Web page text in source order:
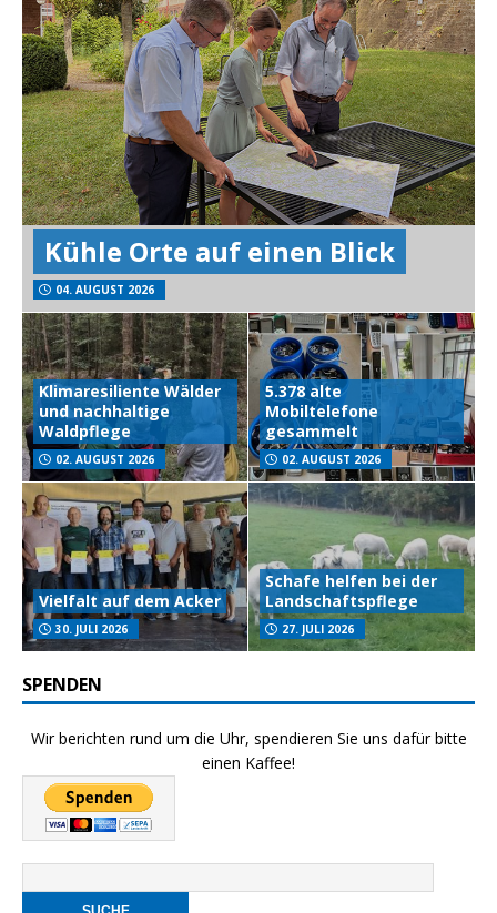
Kühle Orte auf einen Blick
04. AUGUST 2026
Klimaresiliente Wälder
und nachhaltige
Waldpflege
02. AUGUST 2026
5.378 alte
Mobiltelefone
gesammelt
02. AUGUST 2026
Vielfalt auf dem Acker
30. JULI 2026
Schafe helfen bei der
Landschaftspflege
27. JULI 2026
SPENDEN
Wir berichten rund um die Uhr, spendieren Sie uns dafür bitte
einen Kaffee!